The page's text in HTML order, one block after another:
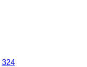
324